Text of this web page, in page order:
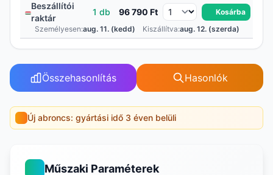
Beszállítói
raktár
1 db 96 790 Ft
Kosárba
Személyesen:aug. 11. (kedd) Kiszállítva:aug. 12. (szerda)
Összehasonlítás Hasonlók
Új abroncs: gyártási idő 3 éven belüli
Műszaki Paraméterek